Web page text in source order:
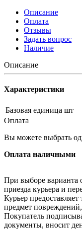
Описание
Оплата
Отзывы
Задать вопрос
Наличие
Описание
Характеристики
Базовая единица шт
Оплата
Вы можете выбрать
Оплата наличными
При выборе варианта
приезда курьера и
Курьер
предмет
Покупатель
документы, вносит